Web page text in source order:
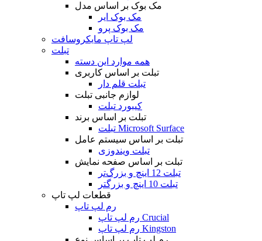
مک بوک بر اساس مدل
مک بوک ایر
مک بوک پرو
لپ تاپ مایکروسافت
تبلت
همه موارد این دسته
تبلت بر اساس کاربری
تبلت قلم دار
لوازم جانبی تبلت
کیبورد تبلت
تبلت بر اساس برند
تبلت Microsoft Surface
تبلت بر اساس سیستم عامل
تبلت ویندوزی
تبلت بر اساس صفحه نمایش
تبلت 12 اینچ و بزرگ‌تر
تبلت 10 اینچ و بزرگتر
قطعات لپ تاپ
رم لپ تاپ
رم لپ تاپ Crucial
رم لپ تاپ Kingston